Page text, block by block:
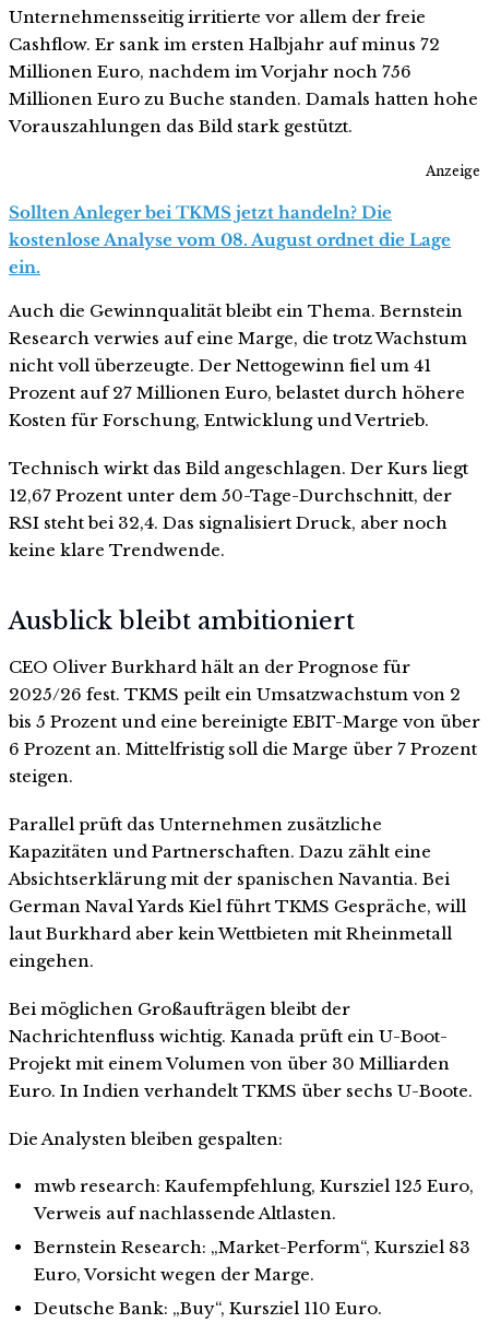
Unternehmensseitig irritierte vor allem der freie
Cashflow. Er sank im ersten Halbjahr auf minus 72
Millionen Euro, nachdem im Vorjahr noch 756
Millionen Euro zu Buche standen. Damals hatten hohe
Vorauszahlungen das Bild stark gestützt.
Anzeige
Sollten Anleger bei TKMS jetzt handeln? Die
kostenlose Analyse vom 08. August ordnet die Lage
ein.
Auch die Gewinnqualität bleibt ein Thema. Bernstein
Research verwies auf eine Marge, die trotz Wachstum
nicht voll überzeugte. Der Nettogewinn fiel um 41
Prozent auf 27 Millionen Euro, belastet durch höhere
Kosten für Forschung, Entwicklung und Vertrieb.
Technisch wirkt das Bild angeschlagen. Der Kurs liegt
12,67 Prozent unter dem 50-Tage-Durchschnitt, der
RSI steht bei 32,4. Das signalisiert Druck, aber noch
keine klare Trendwende.
Ausblick bleibt ambitioniert
CEO Oliver Burkhard hält an der Prognose für
2025/26 fest. TKMS peilt ein Umsatzwachstum von 2
bis 5 Prozent und eine bereinigte EBIT-Marge von über
6 Prozent an. Mittelfristig soll die Marge über 7 Prozent
steigen.
Parallel prüft das Unternehmen zusätzliche
Kapazitäten und Partnerschaften. Dazu zählt eine
Absichtserklärung mit der spanischen Navantia. Bei
German Naval Yards Kiel führt TKMS Gespräche, will
laut Burkhard aber kein Wettbieten mit Rheinmetall
eingehen.
Bei möglichen Großaufträgen bleibt der
Nachrichtenfluss wichtig. Kanada prüft ein U-Boot-
Projekt mit einem Volumen von über 30 Milliarden
Euro. In Indien verhandelt TKMS über sechs U-Boote.
Die Analysten bleiben gespalten:
mwb research: Kaufempfehlung, Kursziel 125 Euro,
Verweis auf nachlassende Altlasten.
Bernstein Research: „Market-Perform“, Kursziel 83
Euro, Vorsicht wegen der Marge.
Deutsche Bank: „Buy“, Kursziel 110 Euro.